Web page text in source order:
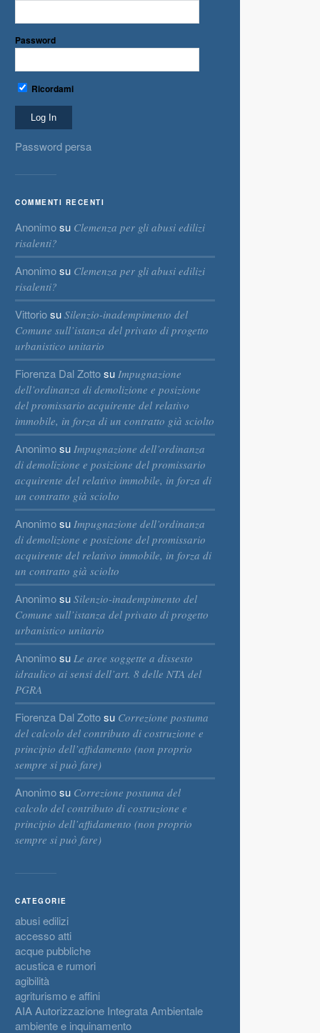
Password
Ricordami
Password persa
COMMENTI RECENTI
Anonimosu Clemenza per gli abusi edilizi
risalenti?
Anonimosu Clemenza per gli abusi edilizi
risalenti?
Vittoriosu Silenzio-inadempimento del
Comune sull’istanza del privato di progetto
urbanistico unitario
Fiorenza Dal Zottosu Impugnazione
dell’ordinanza di demolizione e posizione
del promissario acquirente del relativo
immobile, in forza di un contratto già sciolto
Anonimosu Impugnazione dell’ordinanza
di demolizione e posizione del promissario
acquirente del relativo immobile, in forza di
un contratto già sciolto
Anonimosu Impugnazione dell’ordinanza
di demolizione e posizione del promissario
acquirente del relativo immobile, in forza di
un contratto già sciolto
Anonimosu Silenzio-inadempimento del
Comune sull’istanza del privato di progetto
urbanistico unitario
Anonimosu Le aree soggette a dissesto
idraulico ai sensi dell’art. 8 delle NTA del
PGRA
Fiorenza Dal Zottosu Correzione postuma
del calcolo del contributo di costruzione e
principio dell’affidamento (non proprio
sempre si può fare)
Anonimosu Correzione postuma del
calcolo del contributo di costruzione e
principio dell’affidamento (non proprio
sempre si può fare)
CATEGORIE
abusi edilizi
accesso atti
acque pubbliche
acustica e rumori
agibilità
agriturismo e affini
AIA Autorizzazione Integrata Ambientale
ambiente e inquinamento